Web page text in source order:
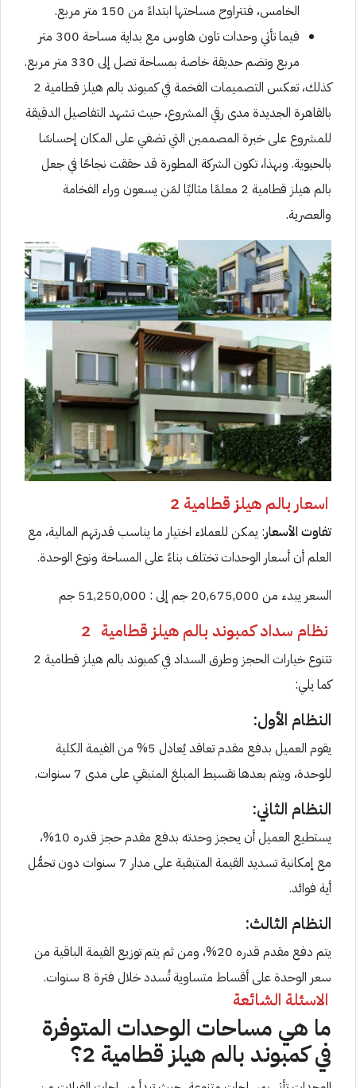
الخامس، فتتراوح مساحتها ابتداءً من 150 متر مربع.
فيما تأتي وحدات تاون هاوس مع بداية مساحة 300 متر
مربع وتضم حديقة خاصة بمساحة تصل إلى 330 متر مربع.
كذلك، تعكس التصميمات الفخمة في كمبوند بالم هيلز قطامية 2
بالقاهرة الجديدة مدى رقي المشروع، حيث تشهد التفاصيل الدقيقة
للمشروع على خبرة المصممين التي تضفي على المكان إحساسًا
بالحيوية. وبهذا، تكون الشركة المطورة قد حققت نجاحًا في جعل
بالم هيلز قطامية 2 معلمًا مثاليًا لمَن يسعون وراء الفخامة
والعصرية.
اسعار بالم هيلز قطامية 2
تفاوت الأسعار: يمكن للعملاء اختيار ما يناسب قدرتهم المالية، مع
العلم أن أسعار الوحدات تختلف بناءً على المساحة ونوع الوحدة.
السعر يبدء من 20,675,000 جم إلى : 51,250,000 جم
نظام سداد كمبوند بالم هيلز قطامية 2
تتنوع خيارات الحجز وطرق السداد في كمبوند بالم هيلز قطامية 2
كما يلي:
النظام الأول:
يقوم العميل بدفع مقدم تعاقد يُعادل 5% من القيمة الكلية
للوحدة، ويتم بعدها تقسيط المبلغ المتبقي على مدى 7 سنوات.
النظام الثاني:
يستطيع العميل أن يحجز وحدته بدفع مقدم حجز قدره 10%،
مع إمكانية تسديد القيمة المتبقية على مدار 7 سنوات دون تحمُّل
أية فوائد.
النظام الثالث:
يتم دفع مقدم قدره 20%، ومن ثم يتم توزيع القيمة الباقية من
سعر الوحدة على أقساط متساوية تُسدد خلال فترة 8 سنوات.
الاسئلة الشائعة
ما هي مساحات الوحدات المتوفرة
في كمبوند بالم هيلز قطامية 2؟